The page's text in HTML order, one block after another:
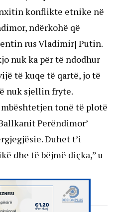
konflikte etnike në
ndërkohë që
rus Vladimir] Putin.
nuk ka për të ndodhur
të kuqe të qartë, jo të
nuk sjellin fryte.
tonë të plotë
Perëndimor’
Duhet t’i
dhe të bëjmë diçka,” u